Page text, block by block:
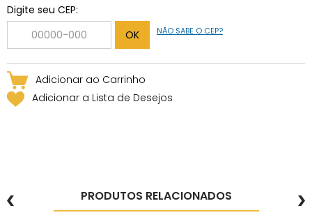
Digite seu CEP:
NÃO SABE O CEP?
Adicionar a Lista de Desejos
PRODUTOS RELACIONADOS